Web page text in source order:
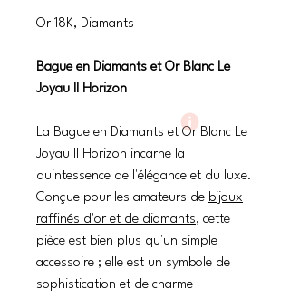
Or 18K, Diamants
Bague en Diamants et Or Blanc Le
Joyau II Horizon
La Bague en Diamants et Or Blanc Le
Joyau II Horizon incarne la
quintessence de l'élégance et du luxe.
Conçue pour les amateurs de bijoux
raffinés d'or et de diamants, cette
pièce est bien plus qu'un simple
accessoire ; elle est un symbole de
sophistication et de charme